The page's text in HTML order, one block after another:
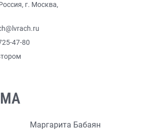
г. Москва,
47-80
Маргарита Бабаян